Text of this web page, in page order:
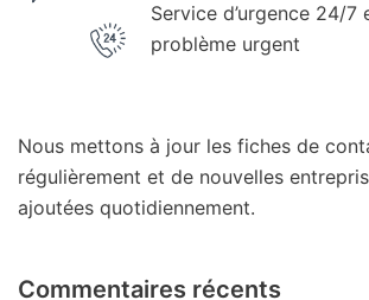
Service d’urgence 24/7
problème urgent
Nous mettons à jour les fiches de
régulièrement et de nouvelles
ajoutées quotidiennement.
Commentaires récents